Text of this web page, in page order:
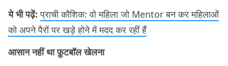
ये भी पढ़ें: प्राची कौशिक: वो महिला जो Mentor बन कर महिलाओं
को अपने पैरों पर खड़े होने में मदद कर रहीं हैं
आसान नहीं था फ़ुटबॉल खेलना